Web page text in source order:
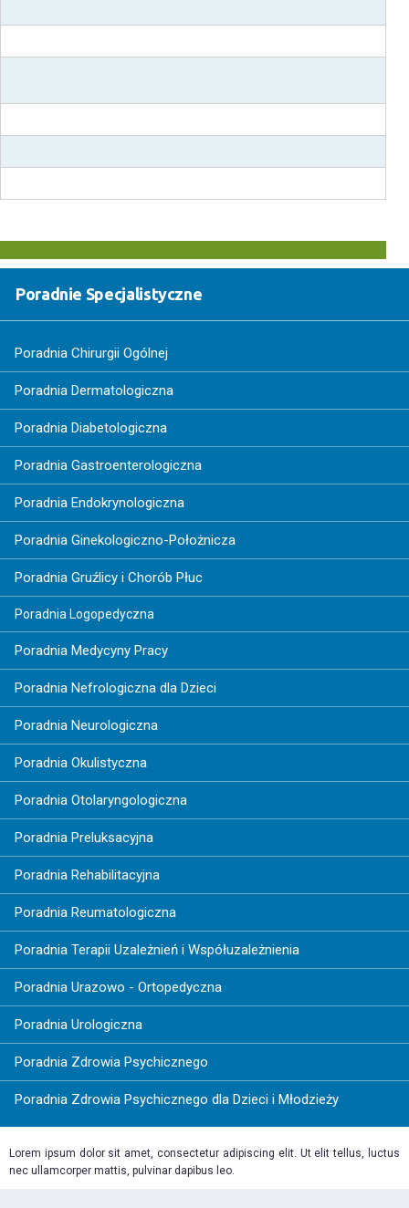
Poradnie Specjalistyczne
Poradnia Chirurgii Ogólnej
Poradnia Dermatologiczna
Poradnia Diabetologiczna
Poradnia Gastroenterologiczna
Poradnia Endokrynologiczna
Poradnia Ginekologiczno-Położnicza
Poradnia Gruźlicy i Chorób Płuc
Poradnia Logopedyczna
Poradnia Medycyny Pracy
Poradnia Nefrologiczna dla Dzieci
Poradnia Neurologiczna
Poradnia Okulistyczna
Poradnia Otolaryngologiczna
Poradnia Preluksacyjna
Poradnia Rehabilitacyjna
Poradnia Reumatologiczna
Poradnia Terapii Uzależnień i Współuzależnienia
Poradnia Urazowo - Ortopedyczna
Poradnia Urologiczna
Poradnia Zdrowia Psychicznego
Poradnia Zdrowia Psychicznego dla Dzieci i Młodzieży
Lorem ipsum dolor sit amet, consectetur adipiscing elit. Ut elit tellus, luctus
nec ullamcorper mattis, pulvinar dapibus leo.